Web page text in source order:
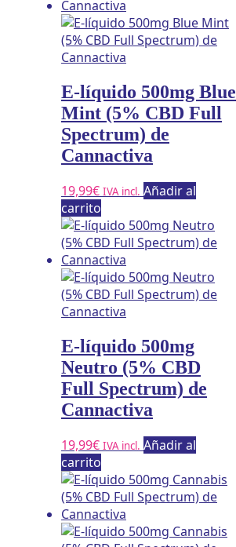
E-líquido 500mg Blue
Mint (5% CBD Full
Spectrum) de
Cannactiva
19,99€ IVA incl. Añadir al
carrito
E-líquido 500mg
Neutro (5% CBD
Full Spectrum) de
Cannactiva
19,99€ IVA incl. Añadir al
carrito